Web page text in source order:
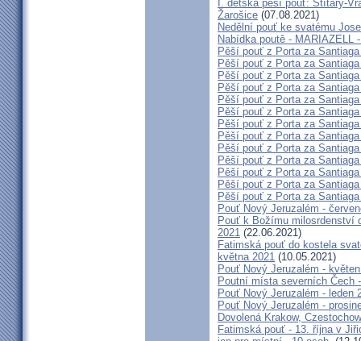
I. dětská pěší pouť: Štítary-
Žarošice (07.08.2021)
Nedělní pouť ke svatému
Nabídka poutě - MARIAZELL
Pěší pouť z Porta za
Pěší pouť z Porta za
Pěší pouť z Porta za
Pěší pouť z Porta za
Pěší pouť z Porta za
Pěší pouť z Porta za
Pěší pouť z Porta za
Pěší pouť z Porta za
Pěší pouť z Porta za
Pěší pouť z Porta za
Pěší pouť z Porta za
Pěší pouť z Porta za
Pěší pouť z Porta za
Pouť Nový Jeruzalém -
Pouť k Božímu milosrdenství
2021 (22.06.2021)
Fatimská pouť do kostela
května 2021 (10.05.2021)
Pouť Nový Jeruzalém -
Poutní místa severních Čech
Pouť Nový Jeruzalém - leden
Pouť Nový Jeruzalém -
Dovolená Krakow,
Fatimská pouť - 13. října v